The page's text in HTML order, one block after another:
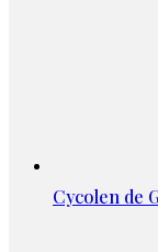
Cycolen de